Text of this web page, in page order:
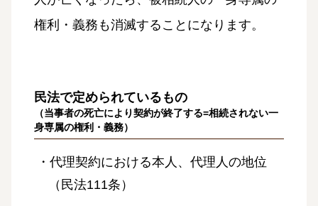
権利・義務も消滅することになります。
民法で定められているもの
（当事者の死亡により契約が終了する=相続されない一
身専属の権利・義務）
・代理契約における本人、代理人の地位
（民法111条）